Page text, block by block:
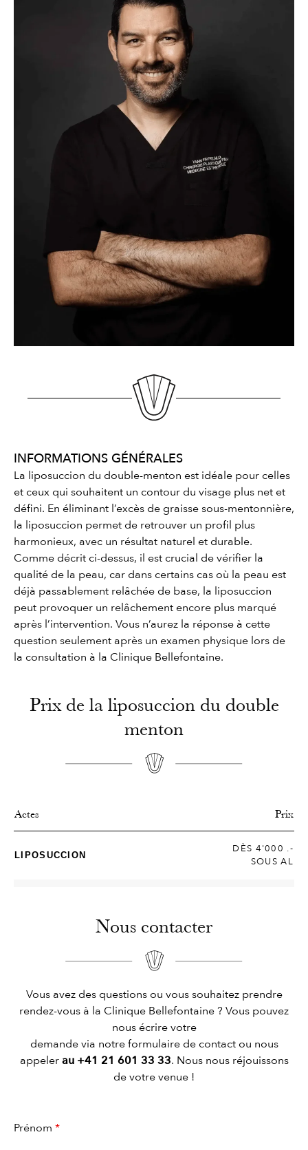
INFORMATIONS GÉNÉRALES
La liposuccion du double-menton est idéale pour celles
et ceux qui souhaitent un contour du visage plus net et
défini. En éliminant l’excès de graisse sous-mentonnière,
la liposuccion permet de retrouver un profil plus
harmonieux, avec un résultat naturel et durable.
Comme décrit ci-dessus, il est crucial de vérifier la
qualité de la peau, car dans certains cas où la peau est
déjà passablement relâchée de base, la liposuccion
peut provoquer un relâchement encore plus marqué
après l’intervention. Vous n’aurez la réponse à cette
question seulement après un examen physique lors de
la consultation à la Clinique Bellefontaine.
Prix de la liposuccion du double
menton
Actes Prix
LIPOSUCCION
DÈS 4'000 .-
SOUS AL
Nous contacter
Vous avez des questions ou vous souhaitez prendre
rendez-vous à la Clinique Bellefontaine ? Vous pouvez
nous écrire votre
demande via notre formulaire de contact ou nous
appelerau +41 21 601 33 33. Nous nous réjouissons
de votre venue !
Prénom *